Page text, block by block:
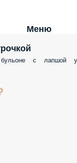
Меню
с лапшой